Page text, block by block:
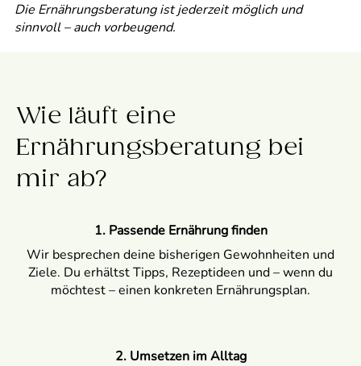
Die Ernährungsberatung ist jederzeit möglich und
sinnvoll – auch vorbeugend.
Wie läuft eine
Ernährungsberatung bei
mir ab?
1. Passende Ernährung finden
Wir besprechen deine bisherigen Gewohnheiten und
Ziele. Du erhältst Tipps, Rezeptideen und – wenn du
möchtest – einen konkreten Ernährungsplan.
2. Umsetzen im Alltag